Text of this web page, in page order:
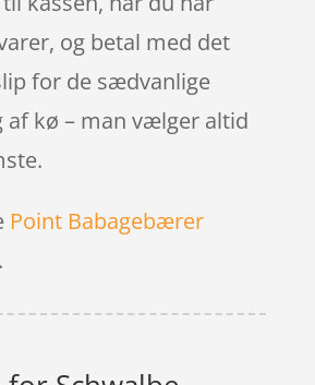
og betal med det
for de sædvanlige
af kø – man vælger altid
Point Babagebærer